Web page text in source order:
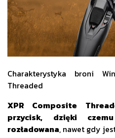
Charakterystyka broni
Threaded
XPR Composite
przycisk, dzięki
rozładowana, nawet gdy